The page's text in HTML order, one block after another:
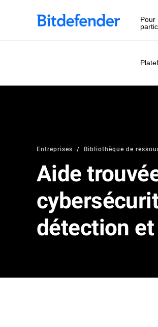
Pour
Entreprises Bibliothèque de
Aide
détection